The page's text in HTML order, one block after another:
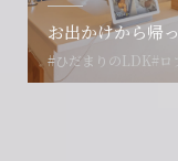
お出かけから帰
#ひだまりのLDK#ロ